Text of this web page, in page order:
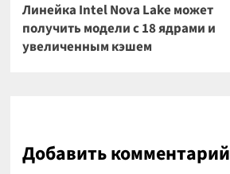
Линейка Intel Nova Lake может
получить модели с 18 ядрами и
увеличенным кэшем
Добавить комментарий